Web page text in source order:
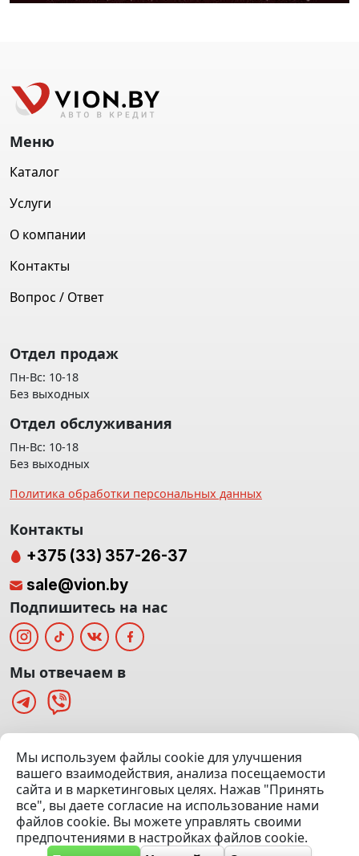
(Офис: 5 этаж | Осмотр авто: 5 этаж)
Посмотреть на карте
© 2020 — 2026 VION.BY — Продажа, выкуп и обмен | УНП
192961100 |Эвакуатор Минск
Меню
Каталог
Услуги
О компании
Контакты
Вопрос / Ответ
Отдел продаж
Пн-Вс: 10-18
Без выходных
Отдел обслуживания
Пн-Вс: 10-18
Без выходных
Политика обработки персональных данных
Мы используем файлы cookie для улучшения
вашего взаимодействия, анализа посещаемости
сайта и в маркетинговых целях. Нажав "Принять
все", вы даете согласие на использование нами
файлов cookie. Вы можете управлять своими
предпочтениями в настройках файлов cookie.
Контакты
+375 (33) 357-26-37
sale@vion.by
Подпишитесь на нас
Мы отвечаем в